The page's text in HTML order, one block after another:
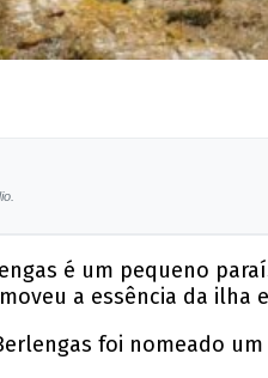
é um pequeno
a essência da ilha
foi nomeado